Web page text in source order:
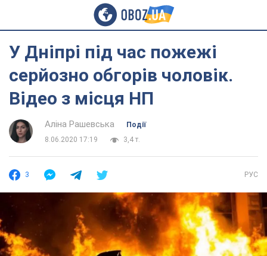
У Дніпрі під час пожежі
серйозно обгорів чоловік.
Відео з місця НП
Аліна Рашевська
Події
8.06.2020 17:19
3,4 т.
3 РУС